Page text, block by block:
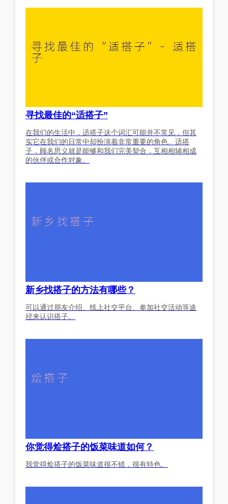
寻找最佳的“适搭子”
在我们的生活中，适搭子这个词汇可能并不常见，但其
实它在我们的日常中却扮演着非常重要的角色。适搭
子，顾名思义就是能够和我们完美契合，互相相辅相成
的伙伴或合作对象。
新乡找搭子的方法有哪些？
可以通过朋友介绍、线上社交平台、参加社交活动等途
径来认识搭子。
你觉得烩搭子的饭菜味道如何？
我觉得烩搭子的饭菜味道很不错，很有特色。